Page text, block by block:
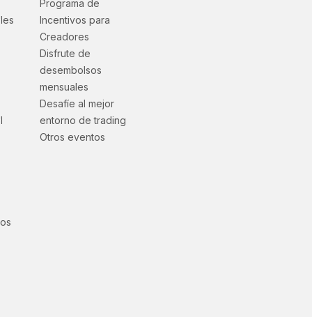
Programa de
Incentivos para
Creadores
Disfrute de
desembolsos
mensuales
Desafíe al mejor
entorno de trading
Otros eventos